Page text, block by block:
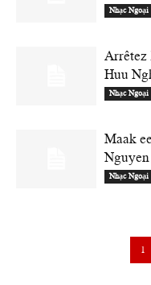
Nhạc Ngoại
Arrêtez
Huu
Nhạc Ngoại
Maak
Nhạc Ngoại
1